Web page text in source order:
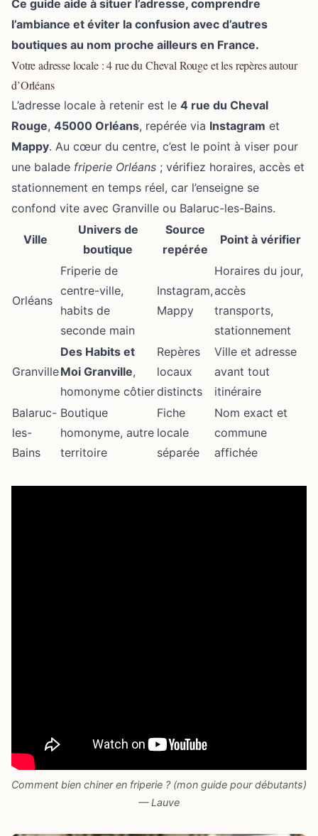
Ce guide aide à situer l’adresse, comprendre
l’ambiance et éviter la confusion avec d’autres
boutiques au nom proche ailleurs en France.
Votre adresse locale : 4 rue du Cheval Rouge et les repères autour
d’Orléans
L’adresse locale à retenir est le 4 rue du Cheval
Rouge, 45000 Orléans, repérée via Instagram et
Mappy. Au cœur du centre, c’est le point à viser pour
une balade friperie Orléans ; vérifiez horaires, accès et
stationnement en temps réel, car l’enseigne se
confond vite avec Granville ou Balaruc-les-Bains.
Ville
Univers de
boutique
Source
repérée
Point à vérifier
Orléans
Friperie de
centre-ville,
habits de
seconde main
Instagram,
Mappy
Horaires du jour,
accès
transports,
stationnement
Granville
Des Habits et
Moi Granville,
homonyme côtier
Repères
locaux
distincts
Ville et adresse
avant tout
itinéraire
Balaruc-
les-
Bains
Boutique
homonyme, autre
territoire
Fiche
locale
séparée
Nom exact et
commune
affichée
Comment bien chiner en friperie ? (mon guide pour débutants)
— Lauve